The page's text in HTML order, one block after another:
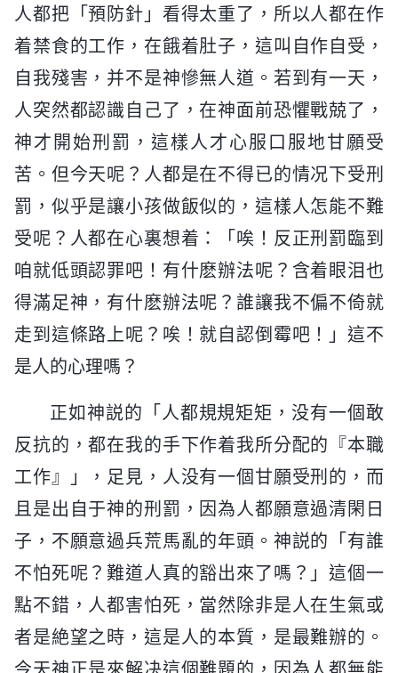
人都把「預防針」看得太重了，所以人都在作
着禁食的工作，在餓着肚子，這叫自作自受，
自我殘害，并不是神慘無人道。若到有一天，
人突然都認識自己了，在神面前恐懼戰兢了，
神才開始刑罰，這樣人才心服口服地甘願受
苦。但今天呢？人都是在不得已的情况下受刑
罰，似乎是讓小孩做飯似的，這樣人怎能不難
受呢？人都在心裏想着：「唉！反正刑罰臨到
咱就低頭認罪吧！有什麽辦法呢？含着眼泪也
得滿足神，有什麽辦法呢？誰讓我不偏不倚就
走到這條路上呢？唉！就自認倒霉吧！」這不
是人的心理嗎？
正如神説的「人都規規矩矩，没有一個敢
反抗的，都在我的手下作着我所分配的『本職
工作』」，足見，人没有一個甘願受刑的，而
且是出自于神的刑罰，因為人都願意過清閑日
子，不願意過兵荒馬亂的年頭。神説的「有誰
不怕死呢？難道人真的豁出來了嗎？」這個一
點不錯，人都害怕死，當然除非是人在生氣或
者是絶望之時，這是人的本質，是最難辦的。